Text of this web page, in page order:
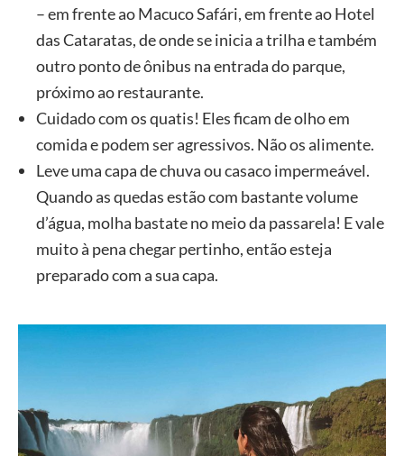
– em frente ao Macuco Safári, em frente ao Hotel
das Cataratas, de onde se inicia a trilha e também
outro ponto de ônibus na entrada do parque,
próximo ao restaurante.
Cuidado com os quatis! Eles ficam de olho em
comida e podem ser agressivos. Não os alimente.
Leve uma capa de chuva ou casaco impermeável.
Quando as quedas estão com bastante volume
d’água, molha bastate no meio da passarela! E vale
muito à pena chegar pertinho, então esteja
preparado com a sua capa.